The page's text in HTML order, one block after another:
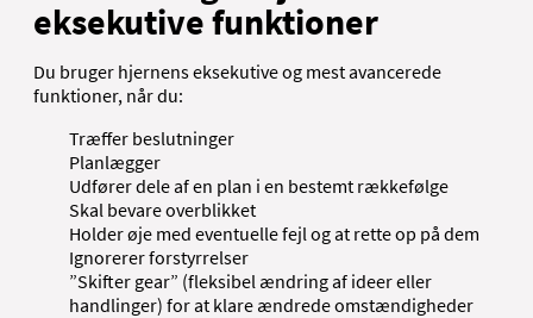
eksekutive funktioner
Du bruger hjernens eksekutive og mest avancerede
funktioner, når du:
Træffer beslutninger
Planlægger
Udfører dele af en plan i en bestemt rækkefølge
Skal bevare overblikket
Holder øje med eventuelle fejl og at rette op på dem
Ignorerer forstyrrelser
”Skifter gear” (fleksibel ændring af ideer eller
handlinger) for at klare ændrede omstændigheder